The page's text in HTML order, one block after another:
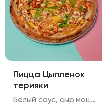
Пицца Цыпленок
терияки
Белый соус, сыр моцарелла, сыр чеддер, куриное филе, помидор, соус терияки, кунжут, руккола, орегано